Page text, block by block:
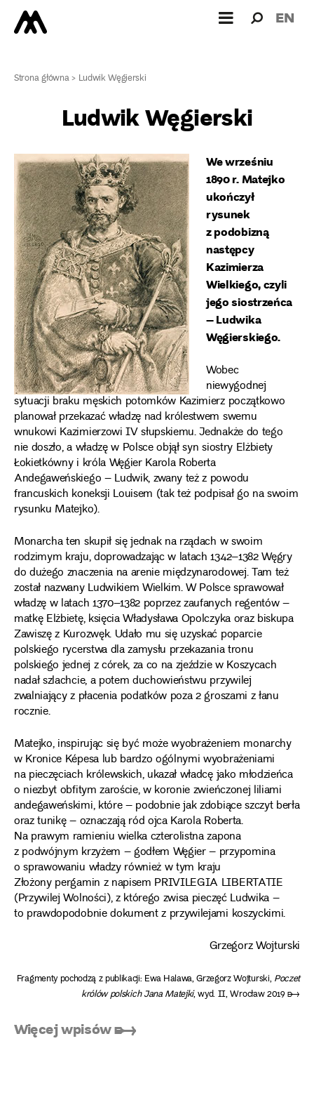
dla: EN
Strona główna> Ludwik Węgierski
Ludwik Węgierski
We wrześniu
1890 r. Matejko
ukończył
rysunek
z podobizną
następcy
Kazimierza
Wielkiego, czyli
jego siostrzeńca
– Ludwika
Węgierskiego.
Wobec
niewygodnej
sytuacji braku męskich potomków Kazimierz początkowo
planował przekazać władzę nad królestwem swemu
wnukowi Kazimierzowi IV słupskiemu. Jednakże do tego
nie doszło, a władzę w Polsce objął syn siostry Elżbiety
Łokietkówny i króla Węgier Karola Roberta
Andegaweńskiego – Ludwik, zwany też z powodu
francuskich koneksji Louisem (tak też podpisał go na swoim
rysunku Matejko).
Monarcha ten skupił się jednak na rządach w swoim
rodzimym kraju, doprowadzając w latach 1342–1382 Węgry
do dużego znaczenia na arenie międzynarodowej. Tam też
został nazwany Ludwikiem Wielkim. W Polsce sprawował
władzę w latach 1370–1382 poprzez zaufanych regentów –
matkę Elżbietę, księcia Władysława Opolczyka oraz biskupa
Zawiszę z Kurozwęk. Udało mu się uzyskać poparcie
polskiego rycerstwa dla zamysłu przekazania tronu
polskiego jednej z córek, za co na zjeździe w Koszycach
nadał szlachcie, a potem duchowieństwu przywilej
zwalniający z płacenia podatków poza 2 groszami z łanu
rocznie.
Matejko, inspirując się być może wyobrażeniem monarchy
w Kronice Képesa lub bardzo ogólnymi wyobrażeniami
na pieczęciach królewskich, ukazał władcę jako młodzieńca
o niezbyt obfitym zaroście, w koronie zwieńczonej liliami
andegaweńskimi, które – podobnie jak zdobiące szczyt berła
oraz tunikę – oznaczają ród ojca Karola Roberta.
Na prawym ramieniu wielka czterolistna zapona
z podwójnym krzyżem – godłem Węgier – przypomina
o sprawowaniu władzy również w tym kraju
Złożony pergamin z napisem PRIVILEGIA LIBERTATIE
(Przywilej Wolności), z którego zwisa pieczęć Ludwika –
to prawdopodobnie dokument z przywilejami koszyckimi.
Grzegorz Wojturski
Fragmenty pochodzą z publikacji: Ewa Halawa, Grzegorz Wojturski, Poczet
królów polskich Jana Matejki, wyd. II, Wrocław 2019 ➸
Więcej wpisów ➸